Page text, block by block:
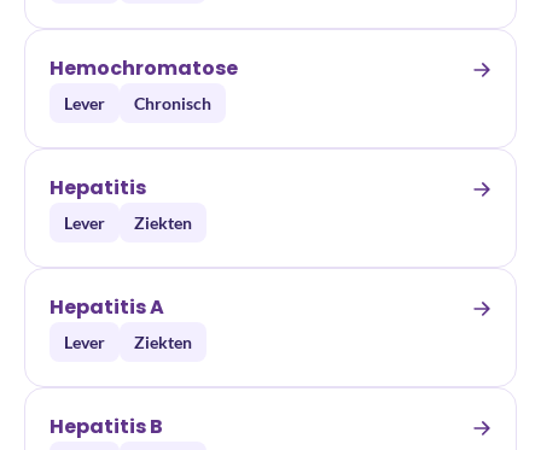
Hemochromatose
Lever Chronisch
Hepatitis
Lever Ziekten
Hepatitis A
Lever Ziekten
Hepatitis B